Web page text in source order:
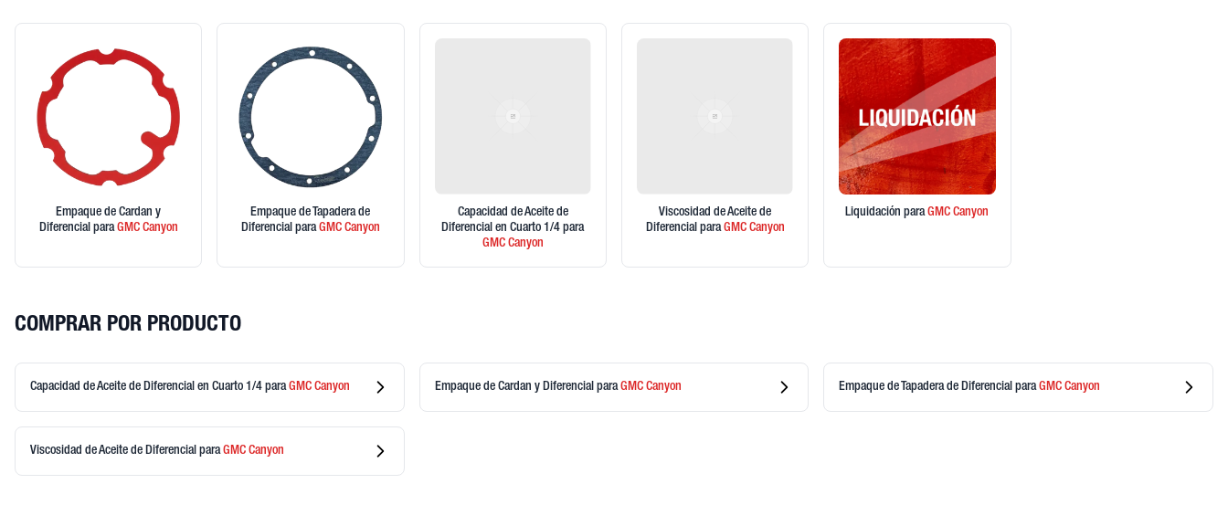
Empaque de Cardan y
Diferencial paraGMCCanyon
Empaque de Tapadera de
Diferencial paraGMCCanyon
Capacidad de Aceite de
Diferencial en Cuarto 1/4 para
GMCCanyon
Viscosidad de Aceite de
Diferencial paraGMCCanyon
Liquidación paraGMC Canyon
COMPRAR POR PRODUCTO
Capacidad de Aceite de Diferencial en Cuarto 1/4 paraGMC Canyon Empaque de Cardan y Diferencial paraGMCCanyon Empaque de Tapadera de DiferencialparaGMC Canyon
Viscosidad de Aceite de Diferencial paraGMC Canyon